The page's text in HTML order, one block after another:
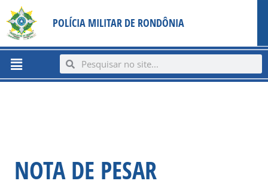
content
para
conteúdo
POLÍCIA MILITAR DE RONDÔNIA
Menu SearchSearch
NOTA DE PESAR